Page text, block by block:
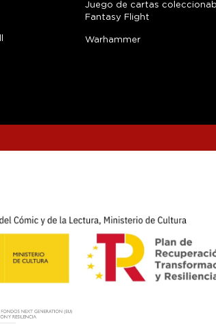
Juego de cartas
Fantasy Flight
Warhammer